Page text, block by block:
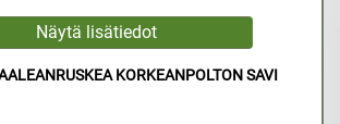
KORKEANPOLTON SAVI